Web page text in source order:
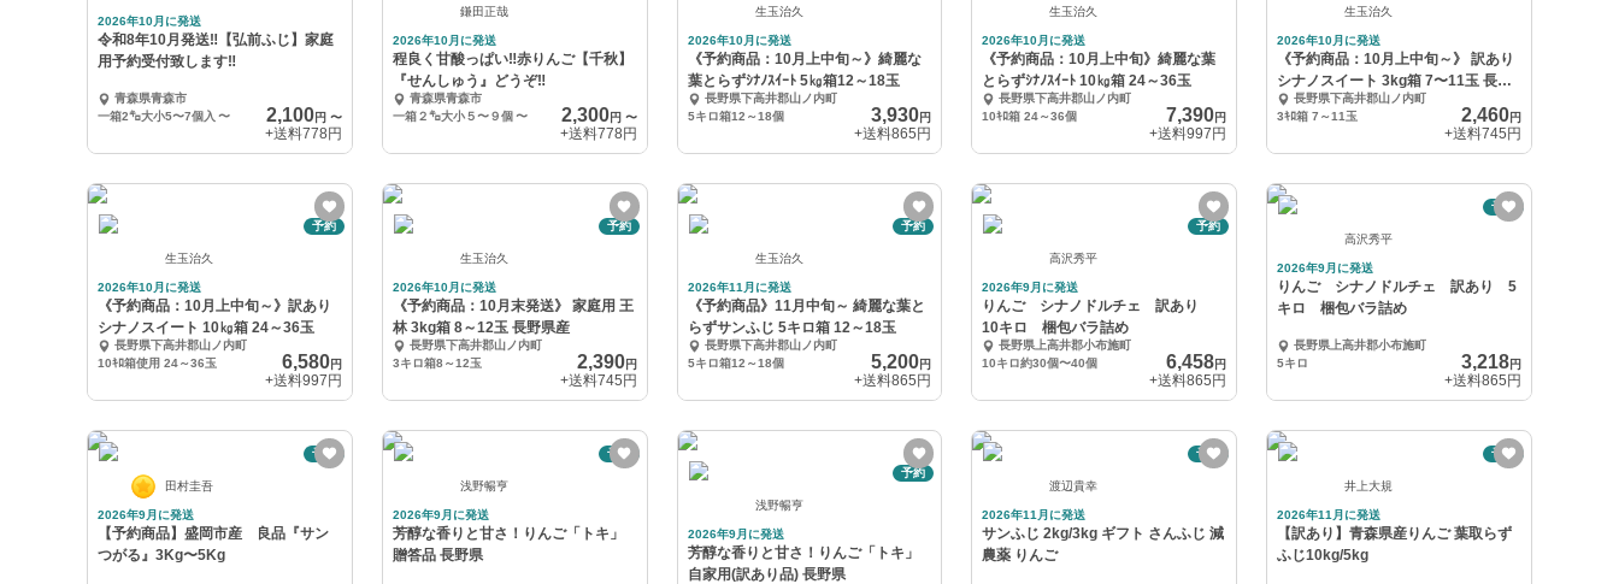
2026年10月に発送
令和8年10月発送‼️【弘前ふじ】家庭
用予約受付致します‼️
青森県青森市
一箱2㌔大小5〜7個入 〜 2,100円 〜
+送料778円
鎌田正哉
2026年10月に発送
程良く甘酸っぱい‼️赤りんご【千秋】
『せんしゅう』どうぞ‼️
青森県青森市
一箱２㌔大小５〜９個 〜 2,300円 〜
+送料778円
生玉治久
2026年10月に発送
《予約商品：10月上中旬～》綺麗な
葉とらずｼﾅﾉｽｲｰﾄ 5㎏箱12～18玉
長野県下高井郡山ノ内町
5キロ箱12～18個
3,930円
+送料865円
生玉治久
2026年10月に発送
《予約商品：10月上中旬》綺麗な葉
とらずｼﾅﾉｽｲｰﾄ 10㎏箱 24～36玉
長野県下高井郡山ノ内町
10ｷﾛ箱 24～36個
7,390円
+送料997円
生玉治久
2026年10月に発送
《予約商品：10月上中旬～》 訳あり
シナノスイート 3kg箱 7〜11玉 長野
県 長野県下高井郡山ノ内町
3ｷﾛ箱 7～11玉
2,460円
+送料745円
予約
生玉治久
2026年10月に発送
《予約商品：10月上中旬～》訳あり
シナノスイート 10㎏箱 24～36玉
長野県下高井郡山ノ内町
10ｷﾛ箱使用 24～36玉
6,580円
+送料997円
予約
生玉治久
2026年10月に発送
《予約商品：10月末発送》 家庭用 王
林 3kg箱 8～12玉 長野県産
長野県下高井郡山ノ内町
3キロ箱8～12玉
2,390円
+送料745円
予約
生玉治久
2026年11月に発送
《予約商品》11月中旬～ 綺麗な葉と
らずサンふじ 5キロ箱 12～18玉
長野県下高井郡山ノ内町
5キロ箱12～18個
5,200円
+送料865円
予約
高沢秀平
2026年9月に発送
りんご シナノドルチェ 訳あり
10キロ 梱包バラ詰め
長野県上高井郡小布施町
10キロ約30個〜40個
6,458円
+送料865円
予約
高沢秀平
2026年9月に発送
りんご シナノドルチェ 訳あり 5
キロ 梱包バラ詰め
長野県上高井郡小布施町
5キロ
3,218円
+送料865円
予約
田村圭吾
2026年9月に発送
【予約商品】盛岡市産 良品『サン
つがる』3Kg〜5Kg
予約
浅野暢亨
2026年9月に発送
芳醇な香りと甘さ！りんご「トキ」
贈答品 長野県
予約
浅野暢亨
2026年9月に発送
芳醇な香りと甘さ！りんご「トキ」
自家用(訳あり品) 長野県
予約
渡辺貴幸
2026年11月に発送
サンふじ 2kg/3kg ギフト さんふじ 減
農薬 りんご
予約
井上大規
2026年11月に発送
【訳あり】青森県産りんご 葉取らず
ふじ10kg/5kg